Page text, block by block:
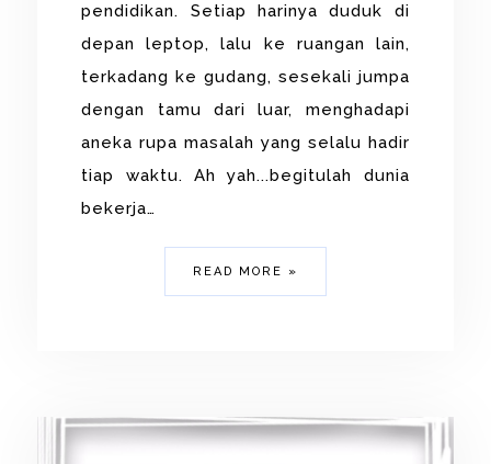
pendidikan. Setiap harinya duduk di
depan leptop, lalu ke ruangan lain,
terkadang ke gudang, sesekali jumpa
dengan tamu dari luar, menghadapi
aneka rupa masalah yang selalu hadir
tiap waktu. Ah yah...begitulah dunia
bekerja…
READ MORE »